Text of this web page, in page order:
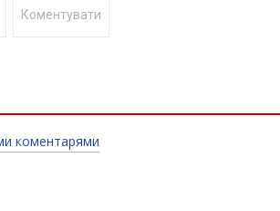
Коментувати
коментарями